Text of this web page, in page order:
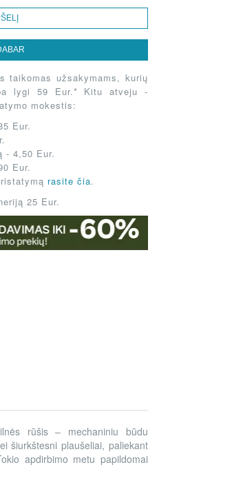
taikomas užsakymams, kurių
lygi 59 Eur.* Kitu atveju -
mokestis:
Eur.
- 4,50 Eur.
Eur.
rasite čia.
25 Eur.
rūšis – mechaniniu būdu
šiurkštesni plaušeliai, paliekant
apdirbimo metu papildomai